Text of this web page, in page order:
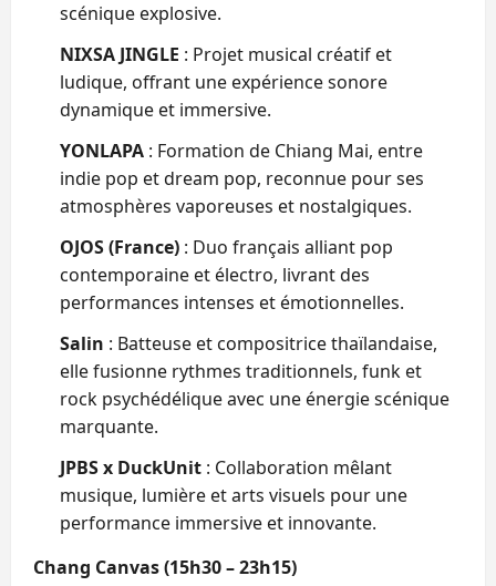
scénique explosive.
NIXSA JINGLE : Projet musical créatif et
ludique, offrant une expérience sonore
dynamique et immersive.
YONLAPA : Formation de Chiang Mai, entre
indie pop et dream pop, reconnue pour ses
atmosphères vaporeuses et nostalgiques.
OJOS (France) : Duo français alliant pop
contemporaine et électro, livrant des
performances intenses et émotionnelles.
Salin : Batteuse et compositrice thaïlandaise,
elle fusionne rythmes traditionnels, funk et
rock psychédélique avec une énergie scénique
marquante.
JPBS x DuckUnit : Collaboration mêlant
musique, lumière et arts visuels pour une
performance immersive et innovante.
Chang Canvas (15h30 – 23h15)